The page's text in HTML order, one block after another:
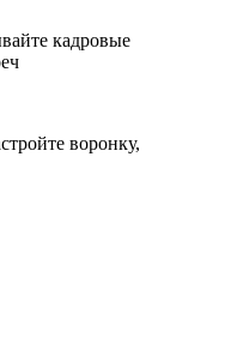
кадровые
воронку,